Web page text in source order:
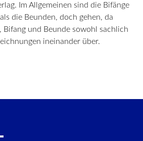
Im Allgemeinen sind die Bifänge
die Beunden, doch gehen, da
Bifang und Beunde sowohl sachlich
ineinander über.